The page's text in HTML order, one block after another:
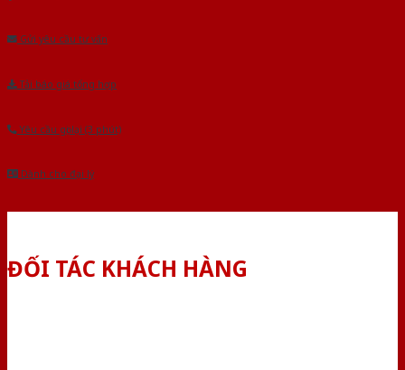
Gửi yêu cầu tư vấn
Tải báo giá tổng hợp
Yêu cầu gọi lại (3 phút)
Dành cho đại lý
ĐỐI TÁC KHÁCH HÀNG